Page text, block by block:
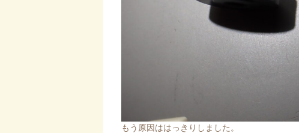
もう原因ははっきりしました。